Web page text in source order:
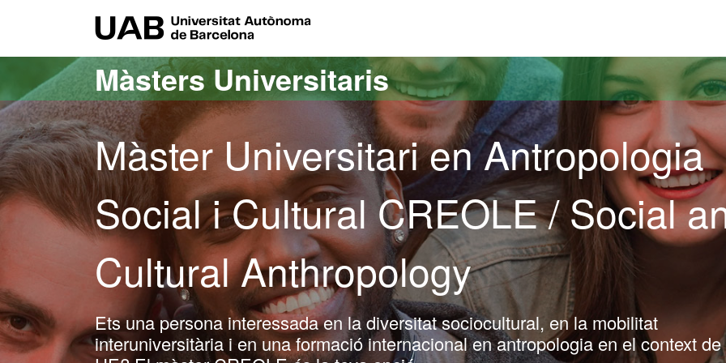
Màsters Universitaris
Màster Universitari en Antropologia
Social i Cultural CREOLE / Social
Cultural Anthropology
Ets una persona interessada en la diversitat sociocultural, en la mobilitat
interuniversitària i en una formació internacional en antropologia en el context de